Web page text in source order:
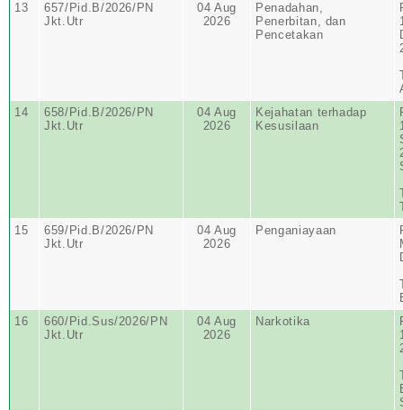
13
657/Pid.B/2026/PN
Jkt.Utr
04 Aug
2026
Penadahan,
Penerbitan, dan
Pencetakan
14
658/Pid.B/2026/PN
Jkt.Utr
04 Aug
2026
Kejahatan terhadap
Kesusilaan
15
659/Pid.B/2026/PN
Jkt.Utr
04 Aug
2026
Penganiayaan
16
660/Pid.Sus/2026/PN
Jkt.Utr
04 Aug
2026
Narkotika